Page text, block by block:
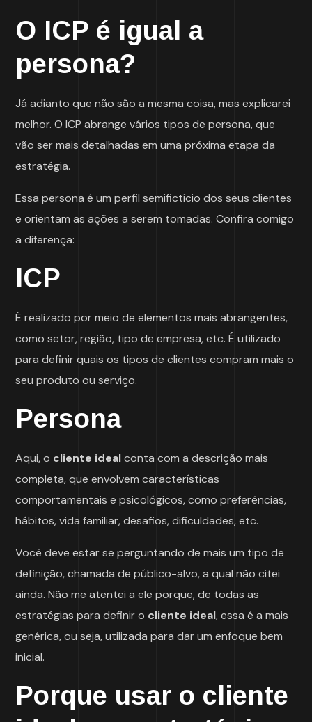
O ICP é igual a
persona?
Já adianto que não são a mesma coisa, mas explicarei
melhor. O ICP abrange vários tipos de persona, que
vão ser mais detalhadas em uma próxima etapa da
estratégia.
Essa persona é um perfil semifictício dos seus clientes
e orientam as ações a serem tomadas. Confira comigo
a diferença:
ICP
É realizado por meio de elementos mais abrangentes,
como setor, região, tipo de empresa, etc. É utilizado
para definir quais os tipos de clientes compram mais o
seu produto ou serviço.
Persona
Aqui, o cliente idealconta com a descrição mais
completa, que envolvem características
comportamentais e psicológicos, como preferências,
hábitos, vida familiar, desafios, dificuldades, etc.
Você deve estar se perguntando de mais um tipo de
definição, chamada de público-alvo, a qual não citei
ainda. Não me atentei a ele porque, de todas as
estratégias para definir o cliente ideal, essa é a mais
genérica, ou seja, utilizada para dar um enfoque bem
inicial.
Porque usar o cliente